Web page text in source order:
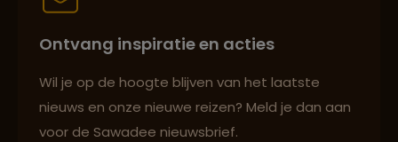
Ontvang inspiratie en acties
Wil je op de hoogte blijven van het laatste
nieuws en onze nieuwe reizen? Meld je dan aan
voor de Sawadee nieuwsbrief.